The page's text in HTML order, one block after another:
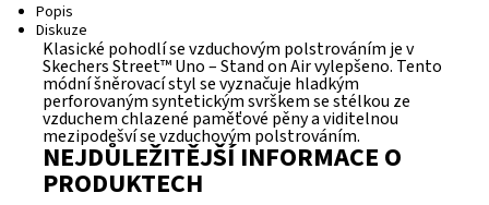
Popis
Diskuze
Klasické pohodlí se vzduchovým polstrováním je v
Skechers Street™ Uno – Stand on Air vylepšeno. Tento
módní šněrovací styl se vyznačuje hladkým
perforovaným syntetickým svrškem se stélkou ze
vzduchem chlazené paměťové pěny a viditelnou
mezipodešví se vzduchovým polstrováním.
NEJDŮLEŽITĚJŠÍ INFORMACE O
PRODUKTECH